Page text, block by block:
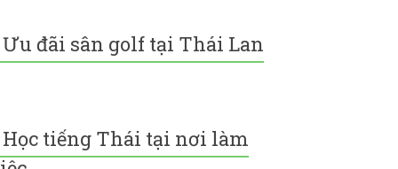
Ưu đãi sân golf tại Thái Lan
Học tiếng Thái tại nơi làm